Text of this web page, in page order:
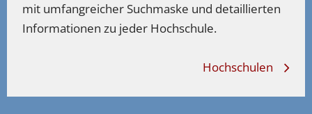
mit umfangreicher Suchmaske und detaillierten
Informationen zu jeder Hochschule.
Hochschulen